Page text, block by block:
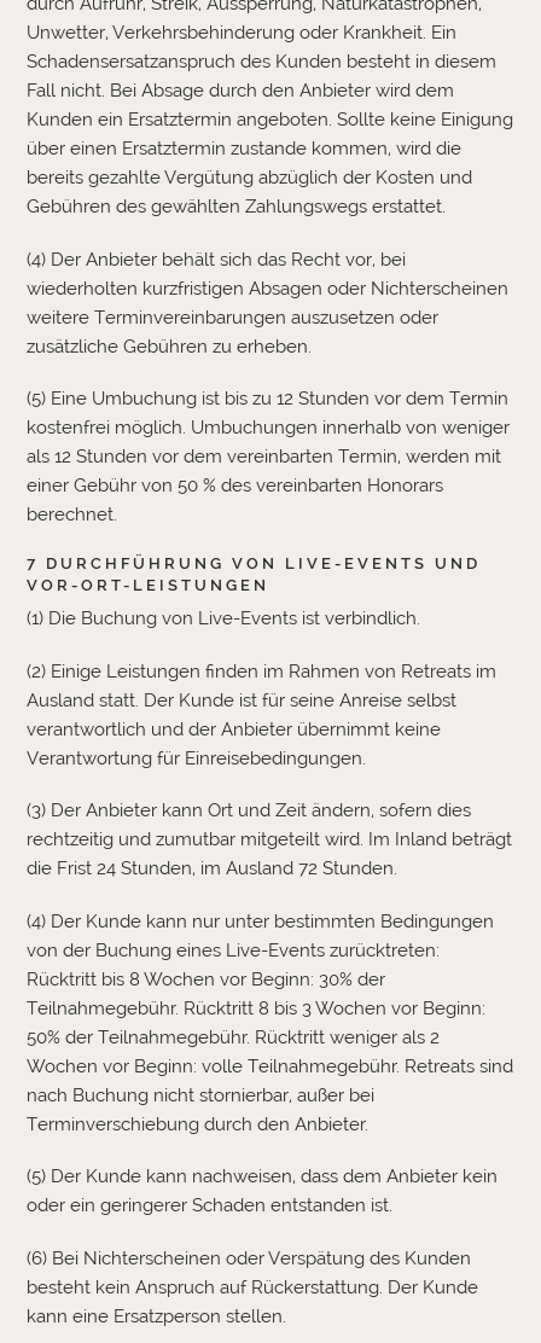
Unwetter, Verkehrsbehinderung oder Krankheit. Ein
Schadensersatzanspruch des Kunden besteht in diesem
Fall nicht. Bei Absage durch den Anbieter wird dem
Kunden ein Ersatztermin angeboten. Sollte keine Einigung
über einen Ersatztermin zustande kommen, wird die
bereits gezahlte Vergütung abzüglich der Kosten und
Gebühren des gewählten Zahlungswegs erstattet.
(4) Der Anbieter behält sich das Recht vor, bei
wiederholten kurzfristigen Absagen oder Nichterscheinen
weitere Terminvereinbarungen auszusetzen oder
zusätzliche Gebühren zu erheben.
(5) Eine Umbuchung ist bis zu 12 Stunden vor dem Termin
kostenfrei möglich. Umbuchungen innerhalb von weniger
als 12 Stunden vor dem vereinbarten Termin, werden mit
einer Gebühr von 50 % des vereinbarten Honorars
berechnet.
7 DURCHFÜHRUNG VON LIVE-EVENTS UND
VOR-ORT-LEISTUNGEN
(1) Die Buchung von Live-Events ist verbindlich.
(2) Einige Leistungen finden im Rahmen von Retreats im
Ausland statt. Der Kunde ist für seine Anreise selbst
verantwortlich und der Anbieter übernimmt keine
Verantwortung für Einreisebedingungen.
(3) Der Anbieter kann Ort und Zeit ändern, sofern dies
rechtzeitig und zumutbar mitgeteilt wird. Im Inland beträgt
die Frist 24 Stunden, im Ausland 72 Stunden.
(4) Der Kunde kann nur unter bestimmten Bedingungen
von der Buchung eines Live-Events zurücktreten:
Rücktritt bis 8 Wochen vor Beginn: 30% der
Teilnahmegebühr. Rücktritt 8 bis 3 Wochen vor Beginn:
50% der Teilnahmegebühr. Rücktritt weniger als 2
Wochen vor Beginn: volle Teilnahmegebühr. Retreats sind
nach Buchung nicht stornierbar, außer bei
Terminverschiebung durch den Anbieter.
(5) Der Kunde kann nachweisen, dass dem Anbieter kein
oder ein geringerer Schaden entstanden ist.
(6) Bei Nichterscheinen oder Verspätung des Kunden
besteht kein Anspruch auf Rückerstattung. Der Kunde
kann eine Ersatzperson stellen.